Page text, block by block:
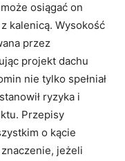
osiągać on
kalenicą. Wysokość
przez
projekt dachu
nie tylko spełniał
ryzyka i
Przepisy
o kącie
jeżeli